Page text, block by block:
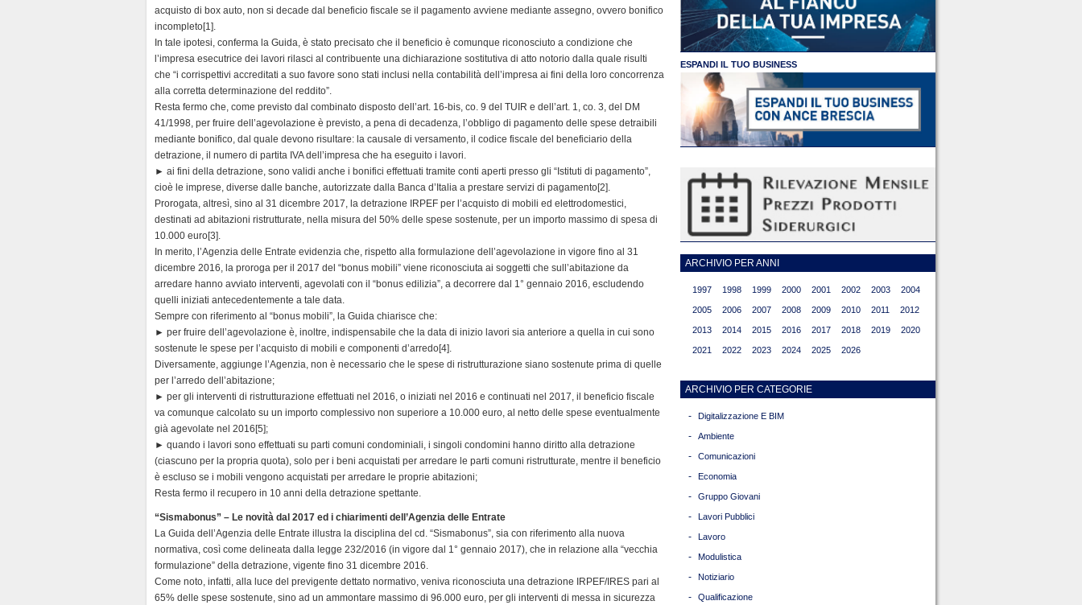
acquisto di box auto, non si decade dal beneficio fiscale se il pagamento avviene mediante assegno, ovvero bonifico
incompleto[1].
In tale ipotesi, conferma la Guida, è stato precisato che il beneficio è comunque riconosciuto a condizione che
l’impresa esecutrice dei lavori rilasci al contribuente una dichiarazione sostitutiva di atto notorio dalla quale risulti
che “i corrispettivi accreditati a suo favore sono stati inclusi nella contabilità dell’impresa ai fini della loro concorrenza
alla corretta determinazione del reddito”.
Resta fermo che, come previsto dal combinato disposto dell’art. 16-bis, co. 9 del TUIR e dell’art. 1, co. 3, del DM
41/1998, per fruire dell’agevolazione è previsto, a pena di decadenza, l’obbligo di pagamento delle spese detraibili
mediante bonifico, dal quale devono risultare: la causale di versamento, il codice fiscale del beneficiario della
detrazione, il numero di partita IVA dell’impresa che ha eseguito i lavori.
► ai fini della detrazione, sono validi anche i bonifici effettuati tramite conti aperti presso gli “Istituti di pagamento”,
cioè le imprese, diverse dalle banche, autorizzate dalla Banca d’Italia a prestare servizi di pagamento[2].
Prorogata, altresì, sino al 31 dicembre 2017, la detrazione IRPEF per l’acquisto di mobili ed elettrodomestici,
destinati ad abitazioni ristrutturate, nella misura del 50% delle spese sostenute, per un importo massimo di spesa di
10.000 euro[3].
In merito, l’Agenzia delle Entrate evidenzia che, rispetto alla formulazione dell’agevolazione in vigore fino al 31
dicembre 2016, la proroga per il 2017 del “bonus mobili” viene riconosciuta ai soggetti che sull’abitazione da
arredare hanno avviato interventi, agevolati con il “bonus edilizia”, a decorrere dal 1° gennaio 2016, escludendo
quelli iniziati antecedentemente a tale data.
Sempre con riferimento al “bonus mobili”, la Guida chiarisce che:
► per fruire dell’agevolazione è, inoltre, indispensabile che la data di inizio lavori sia anteriore a quella in cui sono
sostenute le spese per l’acquisto di mobili e componenti d’arredo[4].
Diversamente, aggiunge l’Agenzia, non è necessario che le spese di ristrutturazione siano sostenute prima di quelle
per l’arredo dell’abitazione;
► per gli interventi di ristrutturazione effettuati nel 2016, o iniziati nel 2016 e continuati nel 2017, il beneficio fiscale
va comunque calcolato su un importo complessivo non superiore a 10.000 euro, al netto delle spese eventualmente
già agevolate nel 2016[5];
► quando i lavori sono effettuati su parti comuni condominiali, i singoli condomini hanno diritto alla detrazione
(ciascuno per la propria quota), solo per i beni acquistati per arredare le parti comuni ristrutturate, mentre il beneficio
è escluso se i mobili vengono acquistati per arredare le proprie abitazioni;
Resta fermo il recupero in 10 anni della detrazione spettante.
“Sismabonus” – Le novità dal 2017 ed i chiarimenti dell’Agenzia delle Entrate
La Guida dell’Agenzia delle Entrate illustra la disciplina del cd. “Sismabonus”, sia con riferimento alla nuova
normativa, così come delineata dalla legge 232/2016 (in vigore dal 1° gennaio 2017), che in relazione alla “vecchia
formulazione” della detrazione, vigente fino 31 dicembre 2016.
Come noto, infatti, alla luce del previgente dettato normativo, veniva riconosciuta una detrazione IRPEF/IRES pari al
65% delle spese sostenute, sino ad un ammontare massimo di 96.000 euro, per gli interventi di messa in sicurezza
ESPANDI IL TUO BUSINESS
ARCHIVIO PER ANNI
1997 1998 1999 2000 2001 2002 2003 2004
2005 2006 2007 2008 2009 2010 2011 2012
2013 2014 2015 2016 2017 2018 2019 2020
2021 2022 2023 2024 2025 2026
ARCHIVIO PER CATEGORIE
- Digitalizzazione E BIM
- Ambiente
- Comunicazioni
- Economia
- Gruppo Giovani
- Lavori Pubblici
- Lavoro
- Modulistica
- Notiziario
- Qualificazione